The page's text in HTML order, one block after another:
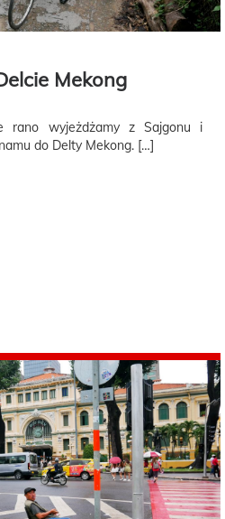
Mekong
rano wyjeżdżamy z Sajgonu i
do Delty Mekong. […]